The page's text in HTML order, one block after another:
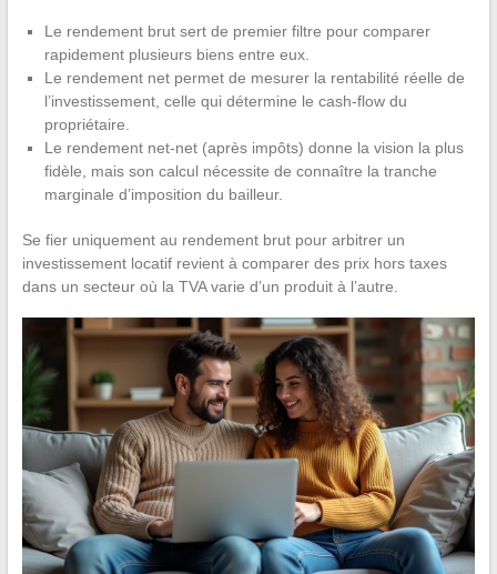
Le rendement brut sert de premier filtre pour comparer
rapidement plusieurs biens entre eux.
Le rendement net permet de mesurer la rentabilité réelle de
l’investissement, celle qui détermine le cash-flow du
propriétaire.
Le rendement net-net (après impôts) donne la vision la plus
fidèle, mais son calcul nécessite de connaître la tranche
marginale d’imposition du bailleur.
Se fier uniquement au rendement brut pour arbitrer un
investissement locatif revient à comparer des prix hors taxes
dans un secteur où la TVA varie d’un produit à l’autre.